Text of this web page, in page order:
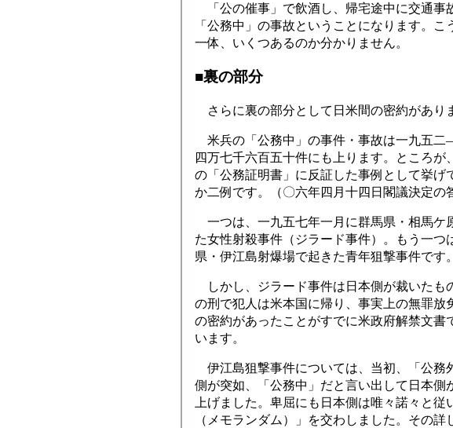
「公の催事」で飲酒し、帰宅途中に交通事
「公務中」の事故ということになります。こ
一体、いくつあるのか分かりません。
■裏の部分
さらに裏の部分として日米間の密約があり
米兵の「公務中」の事件・事故は一九五二
四万七千六百五十件にも上ります。ところが
の「公務証明書」に反証した事例として挙げ
か二例です。（〇六年四月十四日閣議決定の
一つは、一九五七年一月に群馬県・相馬ケ
た女性射殺事件（ジラード事件）。もう一つ
県・伊江島射爆場で起きた青年狙撃事件です。
しかし、ジラード事件は日本側が裁いたも
の刑で犯人は米本国に帰り、事実上の無罪放
の密約があったことがすでに米政府解禁文書
います。
伊江島狙撃事件については、当初、「公務
側が突如、「公務中」だと言い出して日本側
上げました。卑屈にも日本側は唯々諾々と従
（メモランダム）」を交わしました。その詳